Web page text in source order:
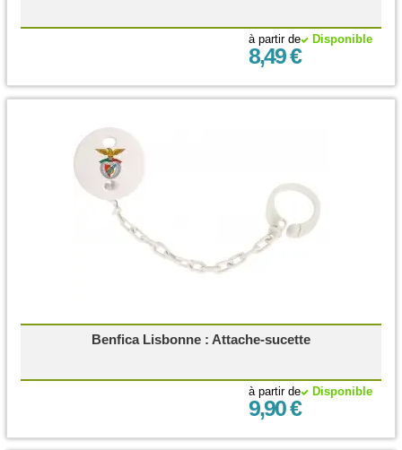
Disponible
à partir de
8,49 €
Benfica Lisbonne : Attache-sucette
Disponible
à partir de
9,90 €